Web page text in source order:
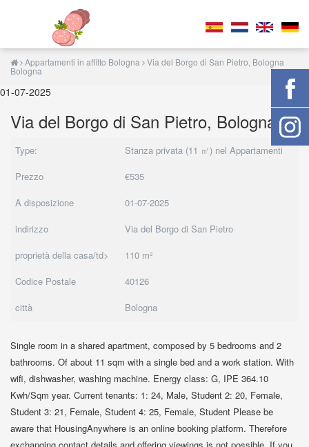
Appartamenti in affitto Bologna Via del Borgo di San Pietro, Bologna
Bologna
01-07-2025
Via del Borgo di San Pietro, Bologna
Type:
Stanza privata (11 ㎡) nel Appartamenti
Prezzo
€535
A disposizione
01-07-2025
indirizzo
Via del Borgo di San Pietro
proprietà della casa/td>
110 m²
Codice Postale
40126
città
Bologna
Single room in a shared apartment, composed by 5 bedrooms and 2
bathrooms. Of about 11 sqm with a single bed and a work station. With
wifi, dishwasher, washing machine. Energy class: G, IPE 364.10
Kwh/Sqm year. Current tenants: 1: 24, Male, Student 2: 20, Female,
Student 3: 21, Female, Student 4: 25, Female, Student Please be
aware that HousingAnywhere is an online booking platform. Therefore